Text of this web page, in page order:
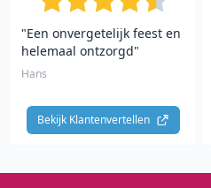
"Een onvergetelijk feest en
helemaal ontzorgd"
Hans
Bekijk Klantenvertellen